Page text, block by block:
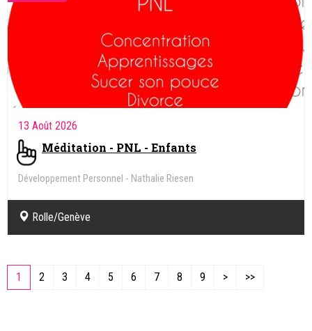
13 Août 2026
Méditation - PNL - Enfants
Développement Personnel - Nathalie Riesen
Rolle/Genève
1 2 3 4 5 6 7 8 9 > >>